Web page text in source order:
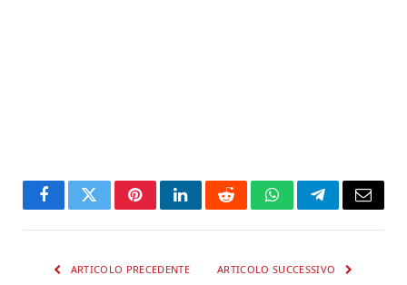
FacebookTwitterPinterestLinkedInRedditWhatsAppTelegramEmail
ARTICOLO PRECEDENTE ARTICOLO SUCCESSIVO